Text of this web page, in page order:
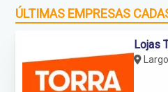
ÚLTIMAS EMPRESAS
Lojas